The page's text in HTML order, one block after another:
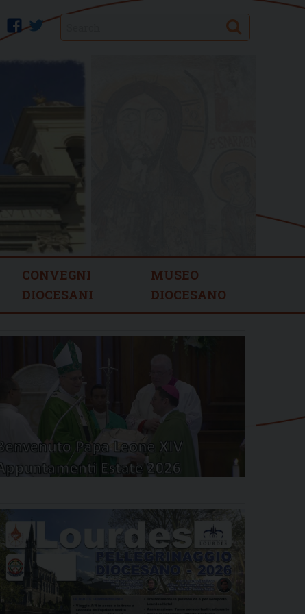
twitter
facebook Search
CONVEGNI
DIOCESANI
MUSEO
DIOCESANO